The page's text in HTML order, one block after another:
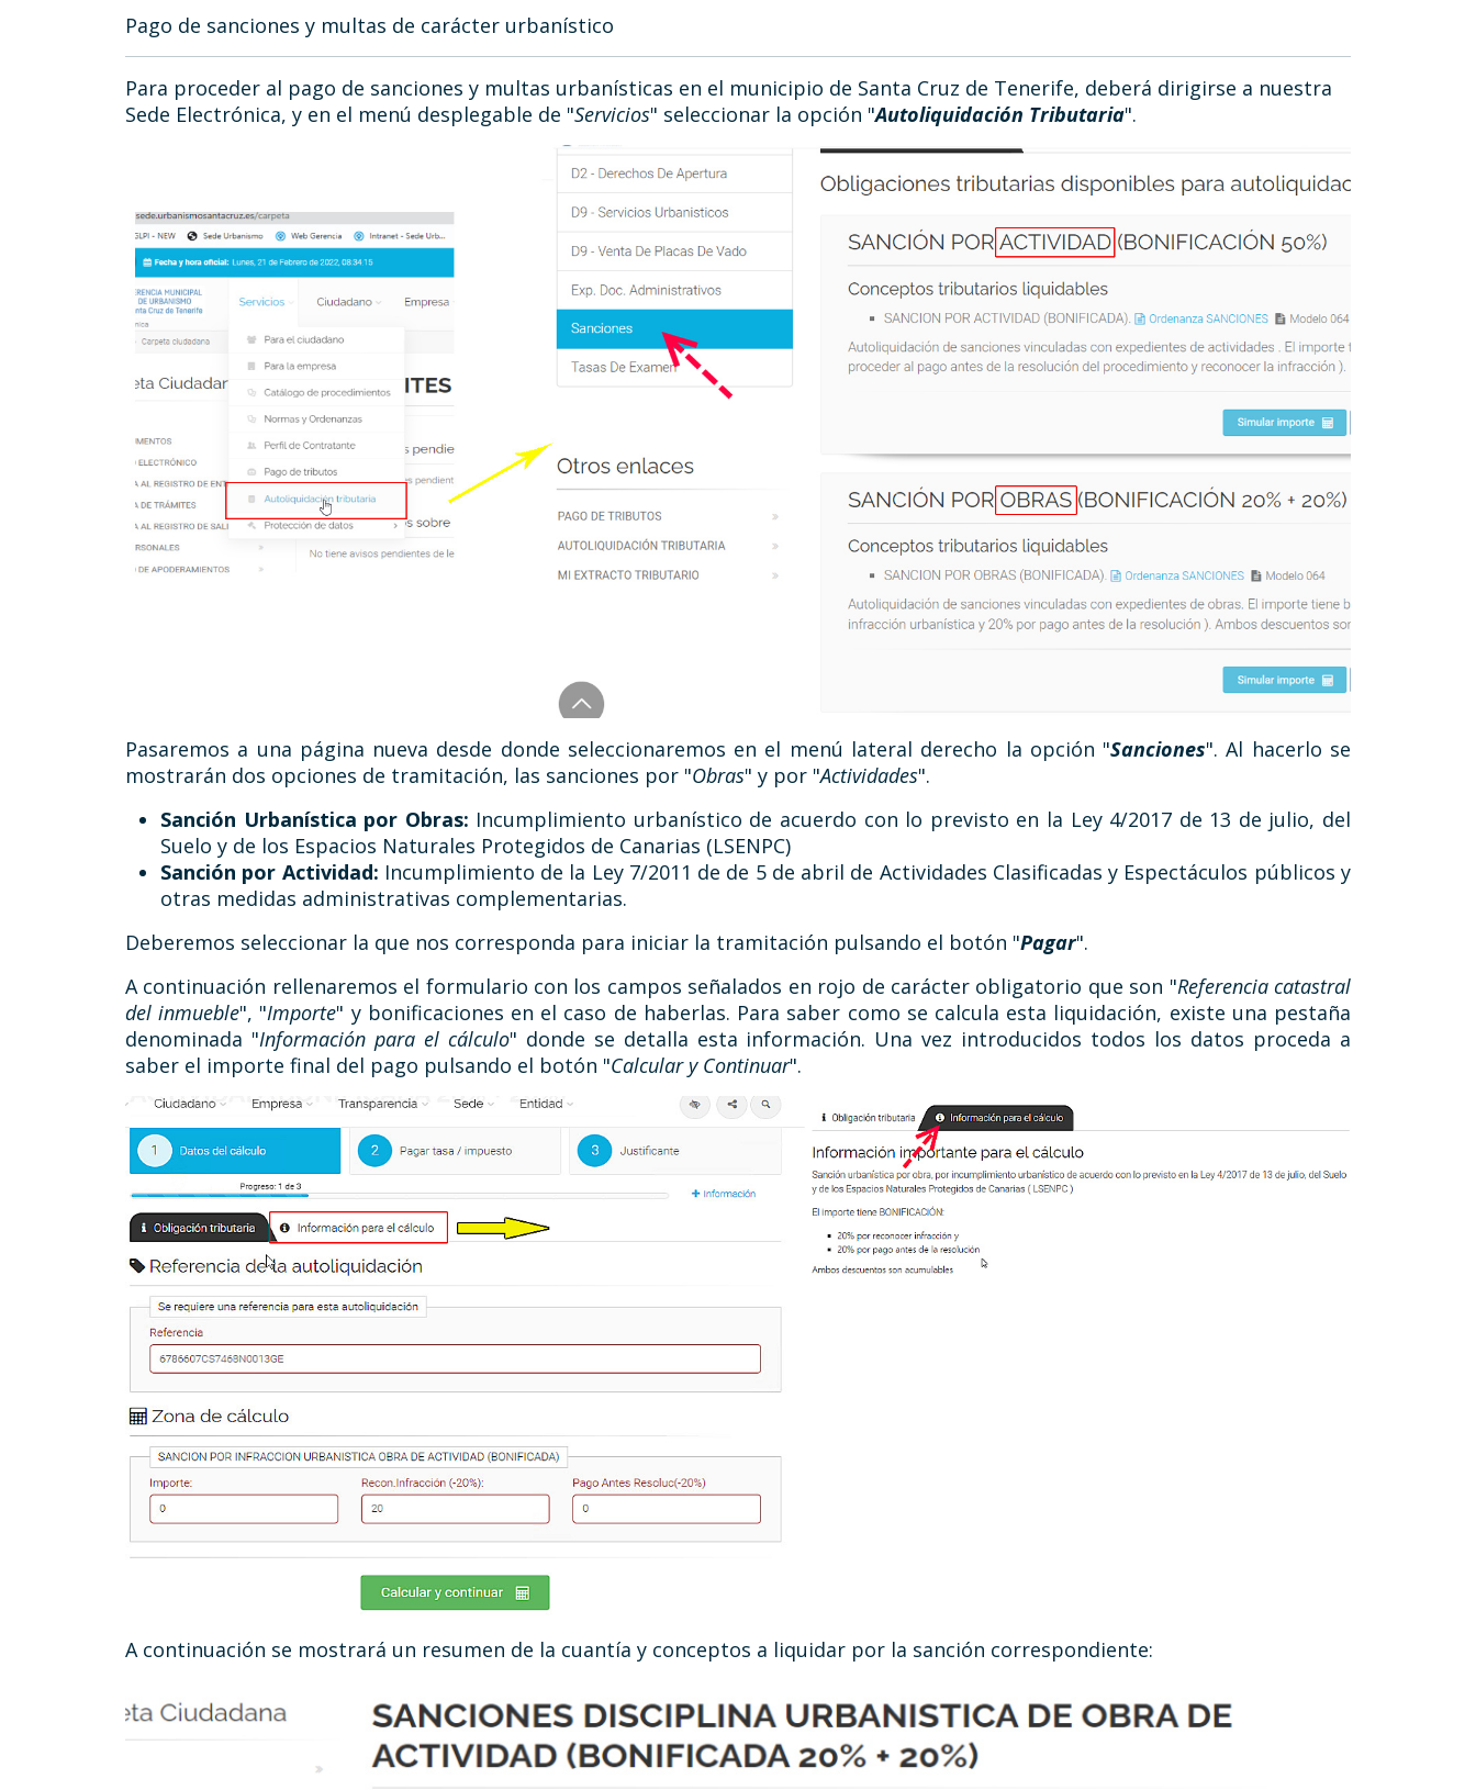
Pago de sanciones y multas de carácter urbanístico
Para proceder al pago de sanciones y multas urbanísticas en el municipio de Santa Cruz de Tenerife, deberá dirigirse a nuestra
Sede Electrónica, y en el menú desplegable de "Servicios" seleccionar la opción "Autoliquidación Tributaria".
Pasaremos a una página nueva desde donde seleccionaremos en el menú lateral derecho la opción "Sanciones". Al hacerlo se
mostrarán dos opciones de tramitación, las sanciones por "Obras" y por "Actividades".
Sanción Urbanística por Obras: Incumplimiento urbanístico de acuerdo con lo previsto en la Ley 4/2017 de 13 de julio, del
Suelo y de los Espacios Naturales Protegidos de Canarias (LSENPC)
Sanción por Actividad: Incumplimiento de la Ley 7/2011 de de 5 de abril de Actividades Clasificadas y Espectáculos públicos y
otras medidas administrativas complementarias.
Deberemos seleccionar la que nos corresponda para iniciar la tramitación pulsando el botón "Pagar".
A continuación rellenaremos el formulario con los campos señalados en rojo de carácter obligatorio que son "Referencia catastral
del inmueble", "Importe" y bonificaciones en el caso de haberlas. Para saber como se calcula esta liquidación, existe una pestaña
denominada "Información para el cálculo" donde se detalla esta información. Una vez introducidos todos los datos proceda a
saber el importe final del pago pulsando el botón "Calcular y Continuar".
A continuación se mostrará un resumen de la cuantía y conceptos a liquidar por la sanción correspondiente: